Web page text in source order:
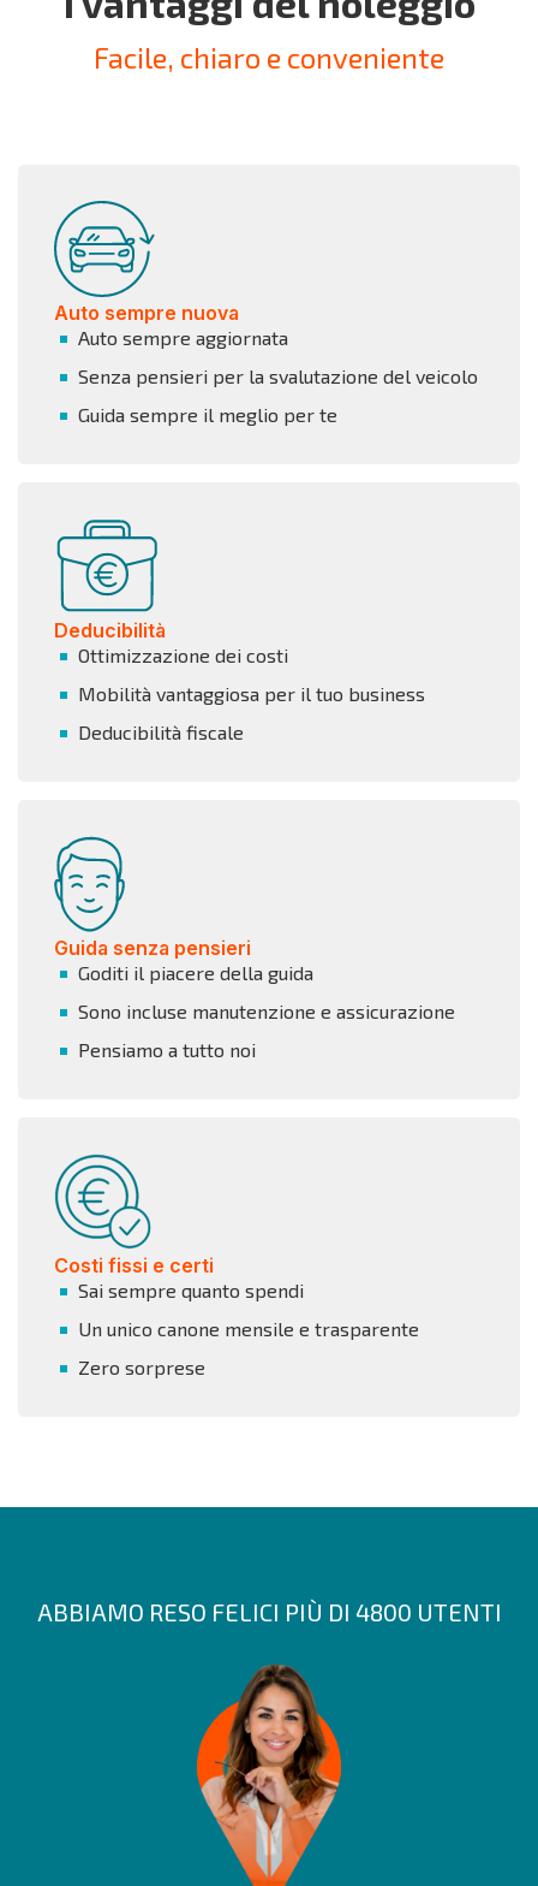
Facile, chiaro e conveniente
Auto sempre nuova
Auto sempre aggiornata
Senza pensieri per la svalutazione del veicolo
Guida sempre il meglio per te
Deducibilità
Ottimizzazione dei costi
Mobilità vantaggiosa per il tuo business
Deducibilità fiscale
Guida senza pensieri
Goditi il piacere della guida
Sono incluse manutenzione e assicurazione
Pensiamo a tutto noi
Costi fissi e certi
Sai sempre quanto spendi
Un unico canone mensile e trasparente
Zero sorprese
ABBIAMO RESO FELICI PIÙ DI 4800 UTENTI